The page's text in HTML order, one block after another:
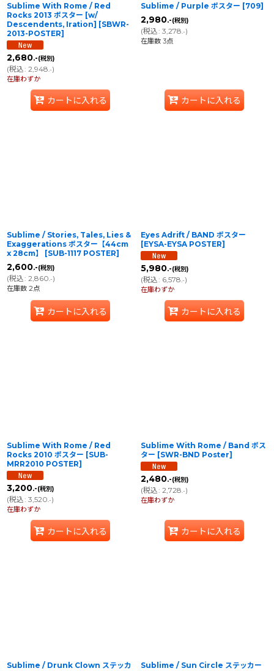
Sublime With Rome / Red
Rocks 2013 ポスター [w/
Descendents, Iration] [SBWR-
2013-POSTER]
2,680.-(税別)
(税込: 2,948.-)
在庫わずか
カートに入れる
Sublime / Purple ポスター [709]
2,980.-(税別)
(税込: 3,278 .-)
在庫数 3点
カートに入れる
Sublime / Stories, Tales, Lies &
Exaggerations ポスター【44cm
x 28cm】
[SUB-1117 POSTER]
2,600.-(税別)
(税込: 2,860.-)
在庫数 2点
カートに入れる
Eyes Adrift / BAND ポスター
[EYSA-EYSA POSTER]
5,980.-(税別)
(税込: 6,578.-)
在庫わずか
カートに入れる
Sublime With Rome / Red
Rocks 2010 ポスター [SUB-
MRR2010 POSTER]
3,200.-(税別)
(税込: 3,520.-)
在庫わずか
カートに入れる
Sublime With Rome / Band ポス
ター [SWR-BND Poster]
2,480.-(税別)
(税込: 2,728.-)
在庫わずか
カートに入れる
Sublime / Drunk Clown ステッカ
Sublime / Sun Circle ステッカー